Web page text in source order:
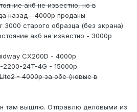
акб не известно, но в
назад - 4000р проданы
3000 старого образца (без экрана)
акб не известно - 3000р
CX200D - 4000р
2200-24T-4G - 15000р.
- 4000р за обе (новые в
там вышлю. Отправлю деловыми из